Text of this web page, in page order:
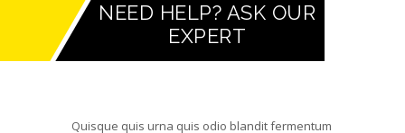
NEED HELP? ASK OUR
EXPERT
Quisque quis urna quis odio blandit fermentum